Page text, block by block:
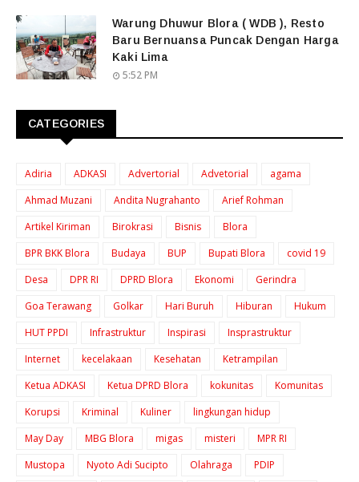
Warung Dhuwur Blora ( WDB ), Resto
Baru Bernuansa Puncak Dengan Harga
Kaki Lima
5:52 PM
CATEGORIES
Adiria ADKASI Advertorial Advetorial
agama
Ahmad Muzani
Andita Nugrahanto
Arief Rohman
Artikel Kiriman
Birokrasi Bisnis
Blora
BPR BKK Blora
Budaya BUP Bupati Blora
covid 19
Desa
DPR RI DPRD Blora Ekonomi
Gerindra
Goa Terawang
Golkar Hari Buruh Hiburan
Hukum
HUT PPDI
Infrastruktur Inspirasi
Insprastruktur
Internet
kecelakaan Kesehatan
Ketrampilan
Ketua ADKASI
Ketua DPRD Blora kokunitas
Komunitas
Korupsi
Kriminal Kuliner
lingkungan hidup
May Day
MBG Blora migas misteri
MPR RI
Mustopa
Nyoto Adi Sucipto Olahraga
PDIP